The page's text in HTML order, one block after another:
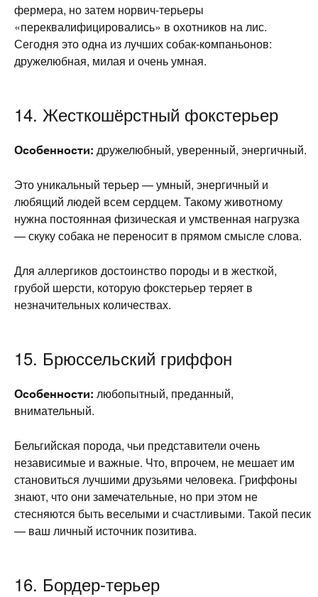
фермера, но затем норвич-терьеры
«переквалифицировались» в охотников на лис.
Сегодня это одна из лучших собак-компаньонов:
дружелюбная, милая и очень умная.
14. Жесткошёрстный фокстерьер
Особенности: дружелюбный, уверенный, энергичный.
Это уникальный терьер — умный, энергичный и
любящий людей всем сердцем. Такому животному
нужна постоянная физическая и умственная нагрузка
— скуку собака не переносит в прямом смысле слова.
Для аллергиков достоинство породы и в жесткой,
грубой шерсти, которую фокстерьер теряет в
незначительных количествах.
15. Брюссельский гриффон
Особенности: любопытный, преданный,
внимательный.
Бельгийская порода, чьи представители очень
независимые и важные. Что, впрочем, не мешает им
становиться лучшими друзьями человека. Гриффоны
знают, что они замечательные, но при этом не
стесняются быть веселыми и счастливыми. Такой песик
— ваш личный источник позитива.
16. Бордер-терьер